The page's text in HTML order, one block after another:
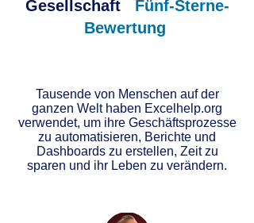
Gesellschaft
Fünf-Sterne-
Bewertung
Tausende von Menschen auf der
ganzen Welt haben Excelhelp.org
verwendet, um ihre Geschäftsprozesse
zu automatisieren, Berichte und
Dashboards zu erstellen, Zeit zu
sparen und ihr Leben zu verändern.